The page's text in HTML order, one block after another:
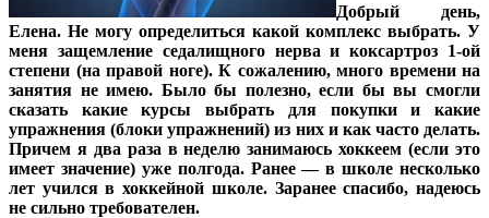
Добрый день,
Елена. Не могу определиться какой комплекс выбрать. У
меня защемление седалищного нерва и коксартроз 1-ой
степени (на правой ноге). К сожалению, много времени на
занятия не имею. Было бы полезно, если бы вы смогли
сказать какие курсы выбрать для покупки и какие
упражнения (блоки упражнений) из них и как часто делать.
Причем я два раза в неделю занимаюсь хоккеем (если это
имеет значение) уже полгода. Ранее — в школе несколько
лет учился в хоккейной школе. Заранее спасибо, надеюсь
не сильно требователен.